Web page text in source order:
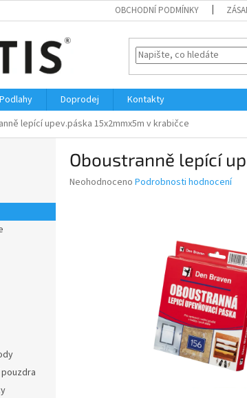
OBCHODNÍ PODMÍNKY
Podlahy Doprodej
Kontakty
lepící upev.páska 15x2mmx5m v krabičce
Oboustranně lepící
Průměrné
Neohodnoceno Podrobnosti hodnocení